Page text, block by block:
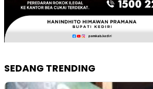
SEDANG TRENDING